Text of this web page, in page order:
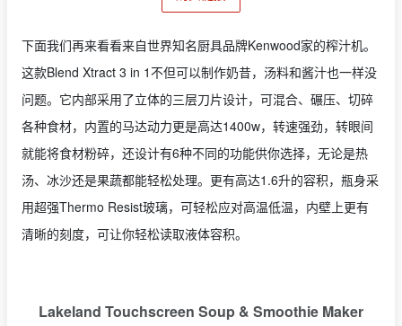
下面我们再来看看来自世界知名厨具品牌Kenwood家的榨汁机。
这款Blend Xtract 3 in 1不但可以制作奶昔，汤料和酱汁也一样没
问题。它内部采用了立体的三层刀片设计，可混合、碾压、切碎
各种食材，内置的马达动力更是高达1400w，转速强劲，转眼间
就能将食材粉碎，还设计有6种不同的功能供你选择，无论是热
汤、冰沙还是果蔬都能轻松处理。更有高达1.6升的容积，瓶身采
用超强Thermo Resist玻璃，可轻松应对高温低温，内壁上更有
清晰的刻度，可让你轻松读取液体容积。
Lakeland Touchscreen Soup & Smoothie Maker